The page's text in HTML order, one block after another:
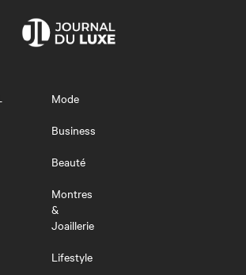
Mode
Business
Beauté
Montres
&
Joaillerie
Lifestyle